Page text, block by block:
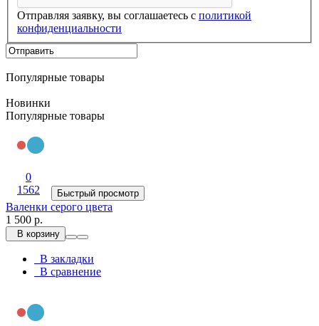
Отправляя заявку, вы соглашаетесь с политикой
конфиденциальности
Популярные товары
Новинки
Популярные товары
0
1562
Быстрый просмотр
Валенки серого цвета
1 500 р.
В корзину
В закладки
В сравнение